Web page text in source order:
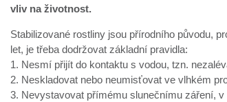
vliv na životnost.
Stabilizované rostliny jsou přírodního původu,
let, je třeba dodržovat základní pravidla:
1. Nesmí přijít do kontaktu s vodou, tzn.
2. Neskladovat nebo neumisťovat ve vlhkém
3. Nevystavovat přímému slunečnímu záření,